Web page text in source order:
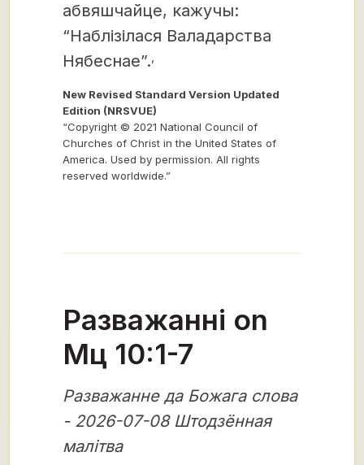
абвяшчайце, кажучы:
“Наблізілася Валадарства
Нябеснае”.
New Revised Standard Version Updated
Edition (NRSVUE)
“Copyright © 2021 National Council of
Churches of Christ in the United States of
America. Used by permission. All rights
reserved worldwide.”
Разважанні on
Мц 10:1-7
Разважанне да Божага слова
- 2026-07-08 Штодзённая
малітва